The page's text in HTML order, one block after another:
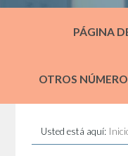
PÁGINA
OTROS
Usted está aquí: